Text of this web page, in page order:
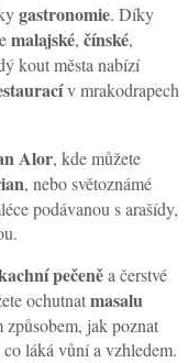
gastronomie. Díky
malajské, čínské,
kout města nabízí
v mrakodrapech
Alor, kde můžete
, nebo světoznámé
podávanou s arašídy,
pečeněa čerstvé
ochutnatmasalu
způsobem, jak poznat
láká vůní a vzhledem.